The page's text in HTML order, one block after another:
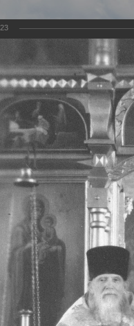
Экскурсия
Главная
23